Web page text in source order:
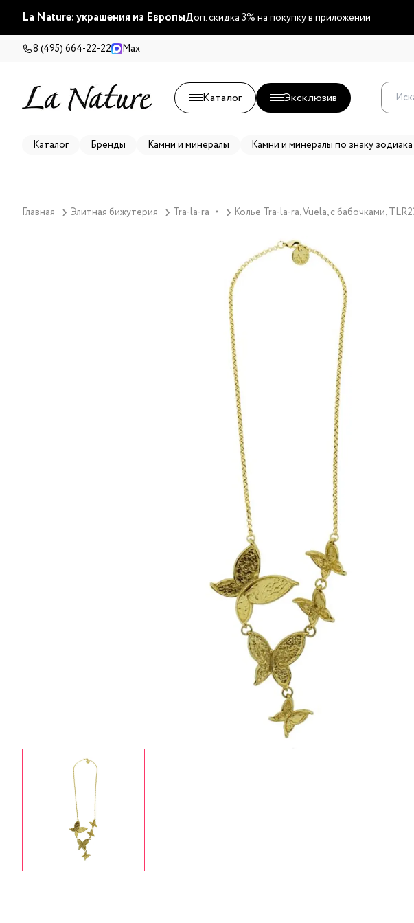
La Nature: украшения из ЕвропыДоп. скидка 3% на покупку в приложении
8 (495) 664-22-22 Max
Каталог Эксклюзив
Каталог Бренды Камни и минералы Камни и минералы по знаку зодиака
Главная Элитная бижутерия Tra-la-ra ▼ Колье Tra-la-ra, Vuela, с бабочками,